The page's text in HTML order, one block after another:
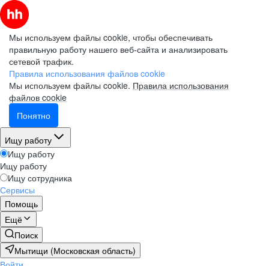
Мы используем файлы cookie, чтобы обеспечивать
правильную работу нашего веб-сайта и анализировать
сетевой трафик.
Правила использования файлов cookie
Мы используем файлы cookie. Правила использования
файлов cookie
Понятно
Ищу работу
Ищу работу
Ищу работу
Ищу сотрудника
Сервисы
Помощь
Ещё
Поиск
Мытищи (Московская область)